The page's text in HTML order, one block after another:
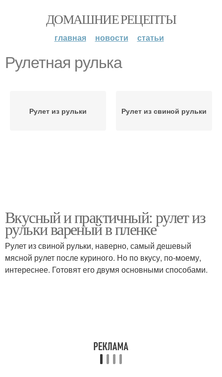
ДОМАШНИЕ РЕЦЕПТЫ
главная новости статьи
Рулетная рулька
Рулет из рульки Рулет из свиной рульки
Вкусный и практичный: рулет из
рульки вареный в пленке
Рулет из свиной рульки, наверно, самый дешевый
мясной рулет после куриного. Но по вкусу, по-моему,
интереснее. Готовят его двумя основными способами.